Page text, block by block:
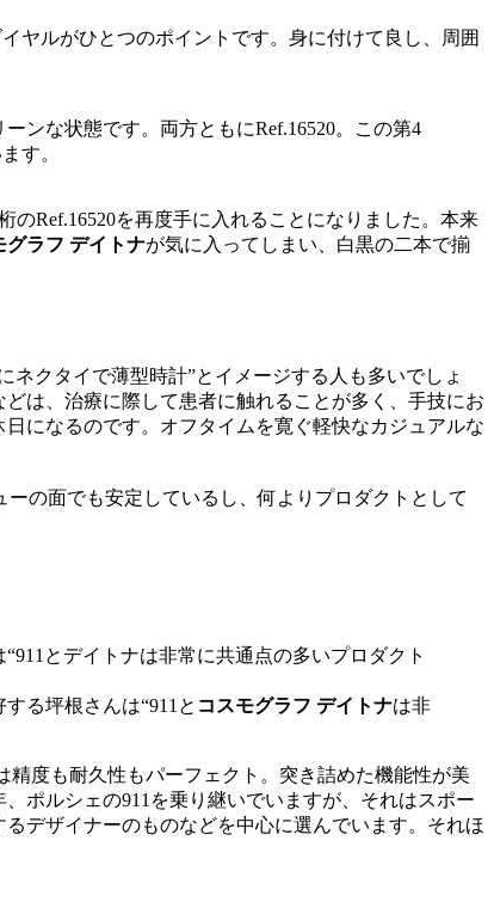
ヤルがひとつのポイントです。身に付けて良し、周囲
ンな状態です。両方ともにRef.16520。この第4
す。
Ref.16520を再度手に入れることになりました。本来
グラフ デイトナが気に入ってしまい、白黒の二本で揃
ネクタイで薄型時計”とイメージする人も多いでしょ
は、治療に際して患者に触れることが多く、手技にお
になるのです。オフタイムを寛ぐ軽快なカジュアルな
の面でも安定しているし、何よりプロダクトとして
る坪根さんは“911と コスモグラフ デイトナは非
精度も耐久性もパーフェクト。突き詰めた機能性が美
ポルシェの911を乗り継いでいますが、それはスポー
デザイナーのものなどを中心に選んでいます。それほ